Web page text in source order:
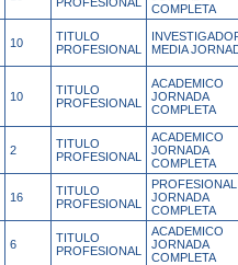
COMPLETA
10
TITULO
PROFESIONAL
MEDIA
10
TITULO
PROFESIONAL
ACADEMICO
JORNADA
COMPLETA
2
TITULO
PROFESIONAL
ACADEMICO
JORNADA
COMPLETA
16
TITULO
PROFESIONAL
PROFESIONAL
JORNADA
COMPLETA
6
TITULO
PROFESIONAL
ACADEMICO
JORNADA
COMPLETA